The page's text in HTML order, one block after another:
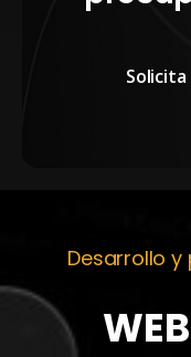
Desarrollo